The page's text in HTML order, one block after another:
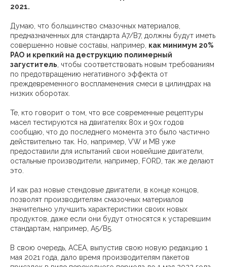
2021.
Думаю, что большинство смазочных материалов,
предназначенных для стандарта A7/B7, должны будут иметь
совершенно новые составы, например, как минимум 20%
PAO и крепкий на деструкцию полимерный
загуститель , чтобы соответствовать новым требованиям
по предотвращению негативного эффекта от
преждевременного воспламенения смеси в цилиндрах на
низких оборотах.
Те, кто говорит о том, что все современные рецептуры
масел тестируются на двигателях 80х и 90х годов
сообщаю, что до последнего момента это было частично
действительно так. Но, например, VW и MB уже
предоставили для испытаний свои новейшие двигатели,
остальные производители, например, FORD, так же делают
это.
И как раз новые стендовые двигатели, в конце концов,
позволят производителям смазочных материалов
значительно улучшить характеристики своих новых
продуктов, даже если они будут относятся к устаревшим
стандартам, например, A5/B5.
В свою очередь, ACEA, выпустив свою новую редакцию 1
мая 2021 года, дало время производителям пакетов